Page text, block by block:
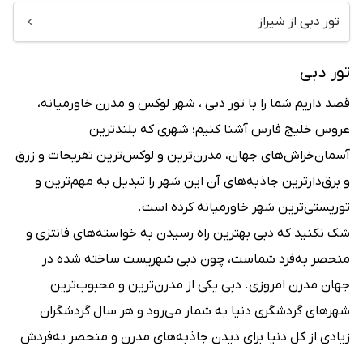
تور دبی از شیراز
تور دبی
قصد داریم شما را با تور دبی ، شهر لوکس و مدرن خاورمیانه،
عروس خلیج فارس آشنا کنیم؛ شهری که بلندترین
آسمان‌خراش‌های جهان، مدرن‌ترین و لوکس‌ترین تفریحات و زرق
و برق‌‌دارترین جاذبه‌های آن این شهر را تبدیل به مهم‌ترین و
توریستی‌ترین شهر خاورمیانه کرده است.
شک نکنید که دبی بهترین راه رسیدن به خواسته‌های فانتزی و
منحصر به‌فرد شماست، چون دبی شهریست ساخته شده در
جهان مدرن امروزی. دبی یکی از مدرن‌ترین و محبوب‌ترین
شهرهای گردشگری دنیا به شمار می‌رود و هر سال گردشگران
زیادی از کل دنیا برای دیدن جاذبه‌های مدرن و منحصر به‌فردش